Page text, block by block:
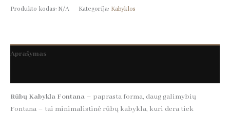
Produkto kodas: N/A Kategorija: Kabyklos
Aprašymas
Rūbų Kabykla Fontana – paprasta forma, daug galimybių
Fontana – tai minimalistinė rūbų kabykla, kuri dera tiek